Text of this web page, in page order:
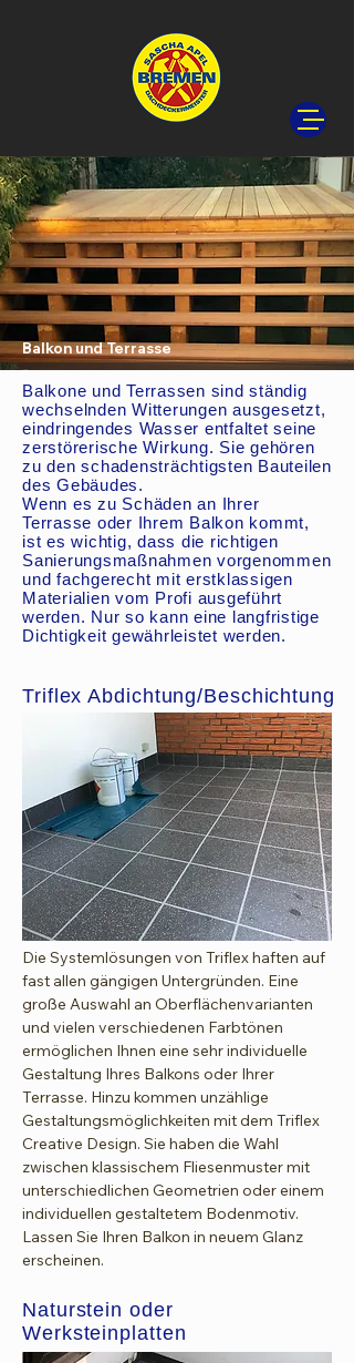
Balkon und Terrasse
Balkone und Terrassen sind ständig
wechselnden Witterungen ausgesetzt,
eindringendes Wasser entfaltet seine
zerstörerische Wirkung. Sie gehören
zu den schadensträchtigsten Bauteilen
des Gebäudes.
Wenn es zu Schäden an Ihrer
Terrasse oder Ihrem Balkon kommt,
ist es wichtig, dass die richtigen
Sanierungsmaßnahmen vorgenommen
und fachgerecht mit erstklassigen
Materialien vom Profi ausgeführt
werden. Nur so kann eine langfristige
Dichtigkeit gewährleistet werden.
Triflex Abdichtung/Beschichtung
Die Systemlösungen von Triflex haften auf
fast allen gängigen Untergründen. Eine
große Auswahl an Oberflächenvarianten
und vielen verschiedenen Farbtönen
ermöglichen Ihnen eine sehr individuelle
Gestaltung Ihres Balkons oder Ihrer
Terrasse. Hinzu kommen unzählige
Gestaltungsmöglichkeiten mit dem Triflex
Creative Design. Sie haben die Wahl
zwischen klassischem Fliesenmuster mit
unterschiedlichen Geometrien oder einem
individuellen gestaltetem Bodenmotiv.
Lassen Sie Ihren Balkon in neuem Glanz
erscheinen.
Naturstein oder
Werksteinplatten